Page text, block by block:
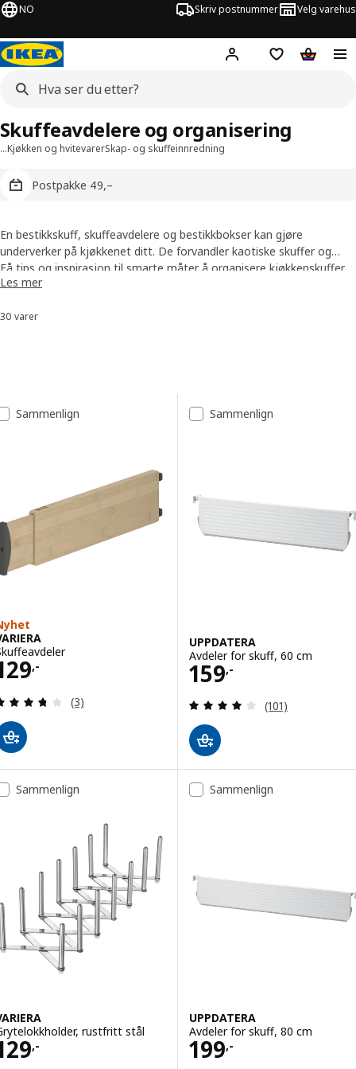
NO Skriv postnummer Velg varehus
Hej! Logg innHuskeliste
…Kjøkken og hvitevarerSkap- og skuffeinnredning
Postpakke 49,–
Skuffeavdelere og organisering
En bestikkskuff, skuffeavdelere og bestikkbokser kan gjøre
underverker på kjøkkenet ditt. De forvandler kaotiske skuffer og
trange hjørner til elegante og praktiske oppbevaringssteder. Hadde
det ikke vært fantastisk å finne potetskrelleren når du trenger den?
Få tips og inspirasjon til smarte måter å organisere kjøkkenskuffer
og -skap på her.
Les mer
Sorter og filtrer
30 varer
Resultatliste
Sammenlign
,-
129,-
Gjennomgang: 3.7 av 5 stjerner. Samlede
(3)
Sammenlign
UPPDATERA
Avdeler for skuff, 60 cm
159,-
Pris 159,-
Gjennomgang:
(101)
Sammenlign
rustfritt stål
,-
129,-
Sammenlign
UPPDATERA
Avdeler for skuff, 80 cm
199,-
Pris 199,-